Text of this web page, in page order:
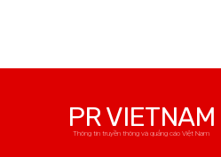
PR VIETNAM
Thông tin truyền thông và quảng cáo Việt Nam